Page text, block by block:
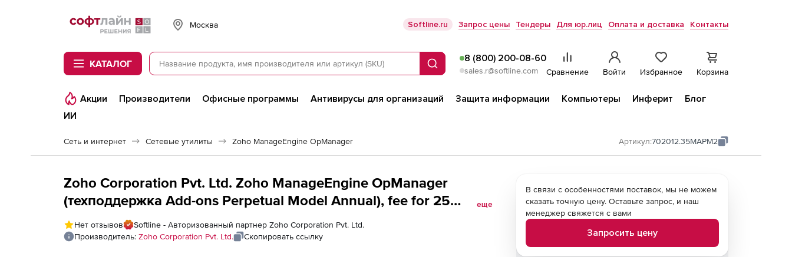
Softline
Москва Softline.ru Запрос цены Тендеры Для юр.лиц Оплата и доставка Контакты
КАТАЛОГ Поиск
8 (800) 200-08-60
sales.r@softline.com Сравнение Войти Избранное Корзина
Акции Производители Офисные программы Антивирусы для организаций Защита информации Компьютеры Инферит
Блог
ИИ
Сеть и интернет Сетевые утилиты Zoho ManageEngine OpManager Артикул:702012.35MAPM2
Zoho Corporation Pvt. Ltd. Zoho ManageEngine OpManager
(техподдержка Add-ons Perpetual Model Annual), fee for 25
Monitors APM Plugin
еще
Нет отзывов
Softline - Авторизованный партнер Zoho Corporation Pvt. Ltd.
Производитель: Zoho Corporation Pvt. Ltd. Скопировать ссылку
В связи с особенностями поставок, мы не можем
сказать точную цену. Оставьте запрос, и наш
менеджер свяжется с вами
Запросить цену